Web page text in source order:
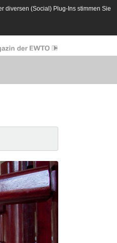
diversen (Social) Plug-Ins stimmen Sie